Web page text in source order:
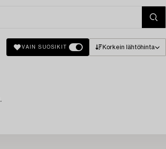
VAIN SUOSIKIT Korkein lähtöhinta